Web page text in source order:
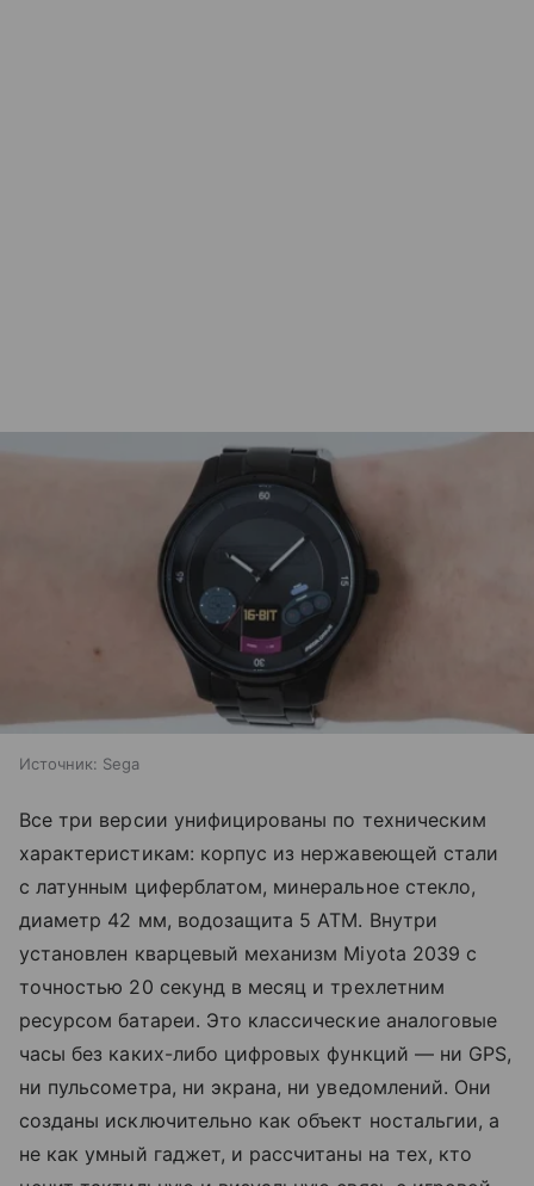
Источник: Sega
Все три версии унифицированы по техническим
характеристикам: корпус из нержавеющей стали
с латунным циферблатом, минеральное стекло,
диаметр 42 мм, водозащита 5 ATM. Внутри
установлен кварцевый механизм Miyota 2039 с
точностью 20 секунд в месяц и трехлетним
ресурсом батареи. Это классические аналоговые
часы без каких-либо цифровых функций — ни GPS,
ни пульсометра, ни экрана, ни уведомлений. Они
созданы исключительно как объект ностальгии, а
не как умный гаджет, и рассчитаны на тех, кто